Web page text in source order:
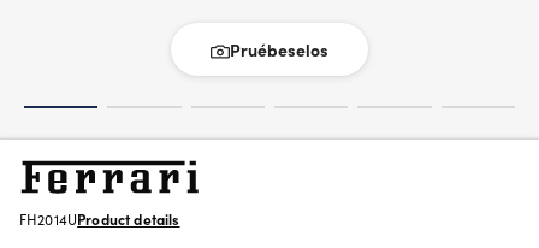
Pruébeselos
FH2014UProduct details